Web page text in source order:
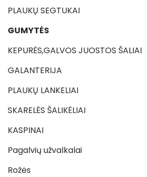
PLAUKŲ SEGTUKAI
GUMYTĖS
KEPURĖS,GALVOS JUOSTOS ŠALIAI
GALANTERIJA
PLAUKŲ LANKELIAI
SKARELĖS ŠALIKĖLIAI
KASPINAI
Pagalvių užvalkalai
Rožės